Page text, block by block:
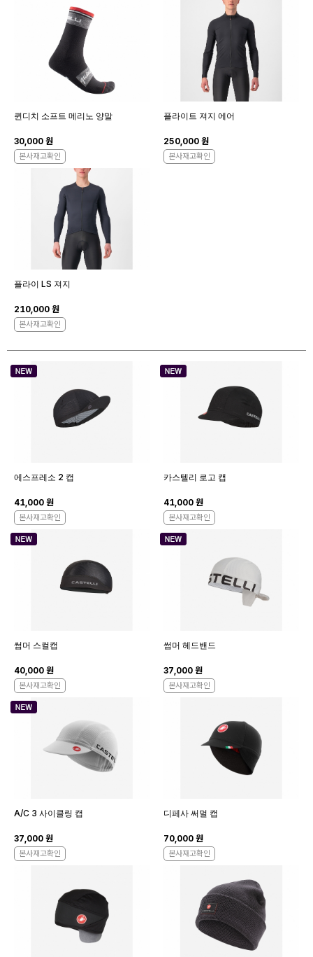
퀸디치 소프트 메리노 양말
30,000 원
본사재고확인
플라이트 져지 에어
250,000 원
본사재고확인
플라이 LS 져지
210,000 원
본사재고확인
에스프레소 2 캡
41,000 원
본사재고확인
카스텔리 로고 캡
41,000 원
본사재고확인
썸머 스컬캡
40,000 원
본사재고확인
썸머 헤드밴드
37,000 원
본사재고확인
A/C 3 사이클링 캡
37,000 원
본사재고확인
디페사 써멀 캡
70,000 원
본사재고확인